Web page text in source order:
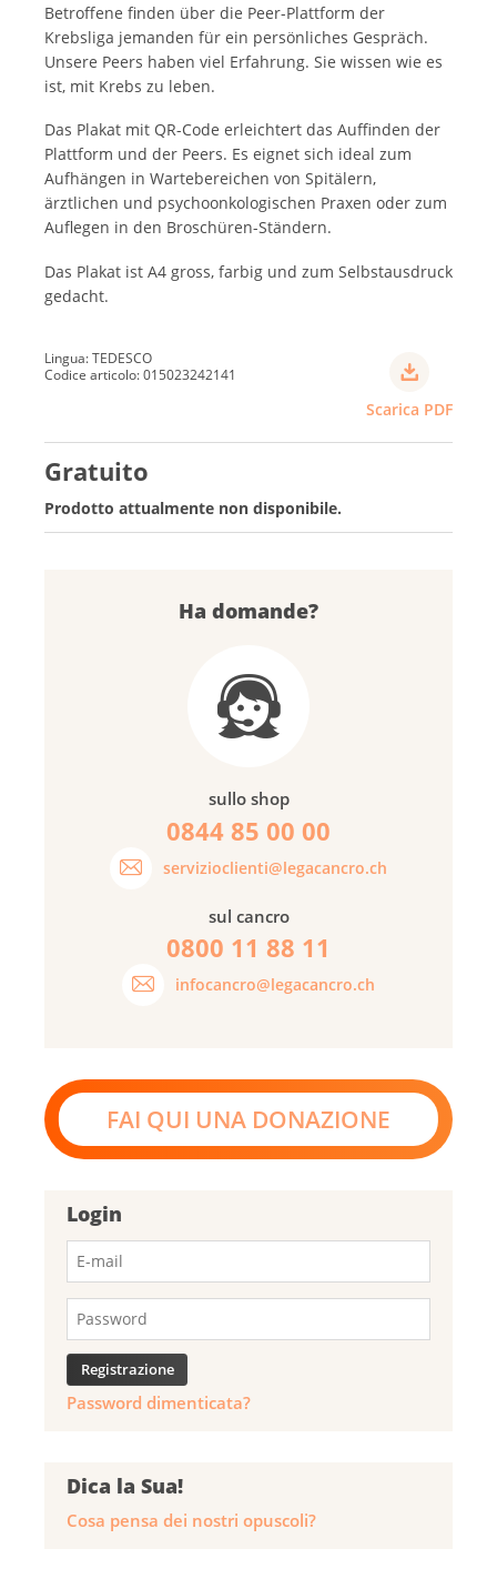
Betroffene finden über die Peer-Plattform der
Krebsliga jemanden für ein persönliches Gespräch.
Unsere Peers haben viel Erfahrung. Sie wissen wie es
ist, mit Krebs zu leben.
Das Plakat mit QR-Code erleichtert das Auffinden der
Plattform und der Peers. Es eignet sich ideal zum
Aufhängen in Wartebereichen von Spitälern,
ärztlichen und psychoonkologischen Praxen oder zum
Auflegen in den Broschüren-Ständern.
Das Plakat ist A4 gross, farbig und zum Selbstausdruck
gedacht.
Lingua: TEDESCO
Codice articolo: 015023242141
Scarica PDF
Gratuito
Prodotto attualmente non disponibile.
Ha domande?
sullo shop
0844 85 00 00
servizioclienti@legacancro.ch
sul cancro
0800 11 88 11
infocancro@legacancro.ch
FAI QUI UNA DONAZIONE
Login
Password dimenticata?
Dica la Sua!
Cosa pensa dei nostri opuscoli?